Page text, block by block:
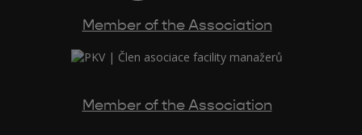
Member of the Association
Member of the Association